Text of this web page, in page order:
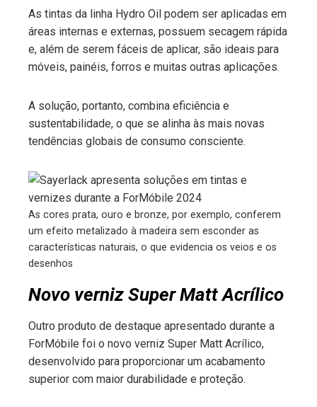
As tintas da linha Hydro Oil podem ser aplicadas em
áreas internas e externas, possuem secagem rápida
e, além de serem fáceis de aplicar, são ideais para
móveis, painéis, forros e muitas outras aplicações.
A solução, portanto, combina eficiência e
sustentabilidade, o que se alinha às mais novas
tendências globais de consumo consciente.
As cores prata, ouro e bronze, por exemplo, conferem
um efeito metalizado à madeira sem esconder as
características naturais, o que evidencia os veios e os
desenhos
Novo verniz Super Matt Acrílico
Outro produto de destaque apresentado durante a
ForMóbile foi o novo verniz Super Matt Acrílico,
desenvolvido para proporcionar um acabamento
superior com maior durabilidade e proteção.